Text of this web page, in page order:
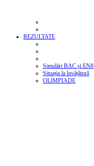
REZULTATE
Simulări BAC și EN8
Situația la învățătură
OLIMPIADE